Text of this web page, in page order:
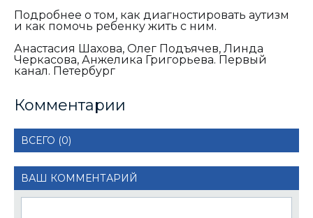
Подробнее о том, как диагностировать аутизм
и как помочь ребенку жить с ним.
Анастасия Шахова, Олег Подъячев, Линда
Черкасова, Анжелика Григорьева. Первый
канал. Петербург
Комментарии
ВСЕГО (0)
ВАШ КОММЕНТАРИЙ